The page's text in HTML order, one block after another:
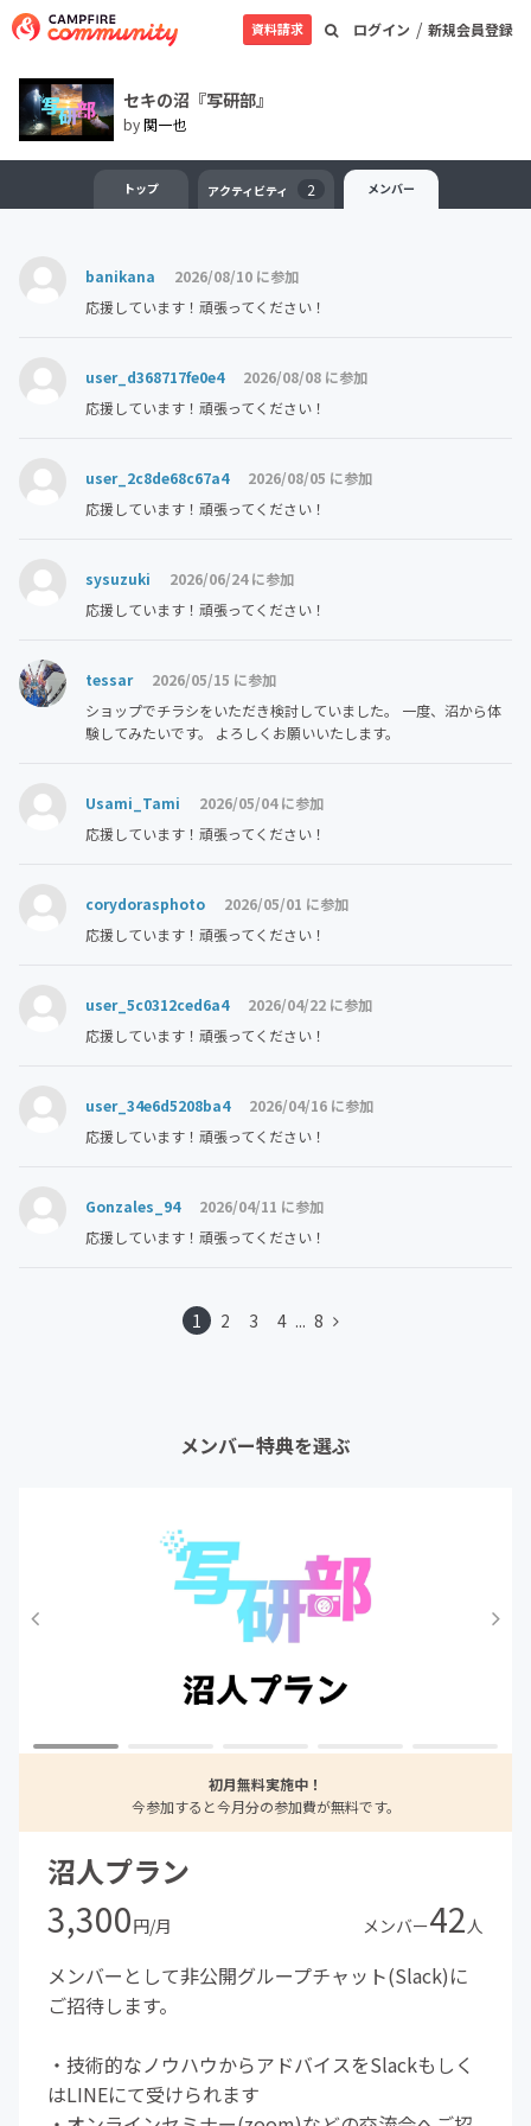
ログイン / 新規会員登録
資料請求
セキの沼『写研部』
by関一也
トップ アクティビティ 2 メンバー
banikana
2026/08/10 に参加
応援しています！頑張ってください！
user_d368717fe0e4
2026/08/08 に参加
応援しています！頑張ってください！
user_2c8de68c67a4
2026/08/05 に参加
応援しています！頑張ってください！
sysuzuki
2026/06/24 に参加
応援しています！頑張ってください！
tessar
2026/05/15 に参加
ショップでチラシをいただき検討していました。 一度、沼から体
験してみたいです。 よろしくお願いいたします。
Usami_Tami
2026/05/04 に参加
応援しています！頑張ってください！
corydorasphoto
2026/05/01 に参加
応援しています！頑張ってください！
user_5c0312ced6a4
2026/04/22 に参加
応援しています！頑張ってください！
user_34e6d5208ba4
2026/04/16 に参加
応援しています！頑張ってください！
Gonzales_94
2026/04/11 に参加
応援しています！頑張ってください！
1 2 3 4 ... 8
メンバー特典を選ぶ
初月無料実施中！
今参加すると今月分の参加費が無料です。
沼人プラン
3,300円/月 メンバー42人
メンバーとして非公開グループチャット(Slack)に
ご招待します。
・技術的なノウハウからアドバイスをSlackもしく
はLINEにて受けられます